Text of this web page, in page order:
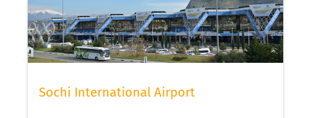
Sochi International Airport